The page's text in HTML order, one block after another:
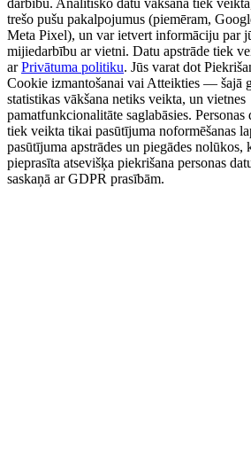
darbību. Analītisko datu vākšana tiek
trešo pušu pakalpojumus (piemēram,
Meta Pixel), un var ietvert informāciju par
mijiedarbību ar vietni. Datu apstrāde tiek
arPrivātuma politiku. Jūs varat dot
Cookie izmantošanai vai Atteikties — šajā
statistikas vākšana netiks veikta, un vietnes
pamatfunkcionalitāte saglabāsies. Personas
tiek veikta tikai pasūtījuma noformēšanas
pasūtījuma apstrādes un piegādes nolūkos,
pieprasīta atsevišķa piekrišana personas
saskaņā ar GDPR prasībām.